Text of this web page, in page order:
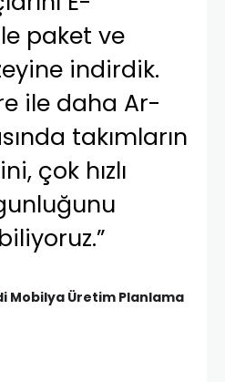
paket ve
indirdik.
ile daha Ar-
takımların
çok hızlı
Mobilya Üretim Planlama